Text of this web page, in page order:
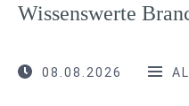
Wissenswerte
08.08.2026